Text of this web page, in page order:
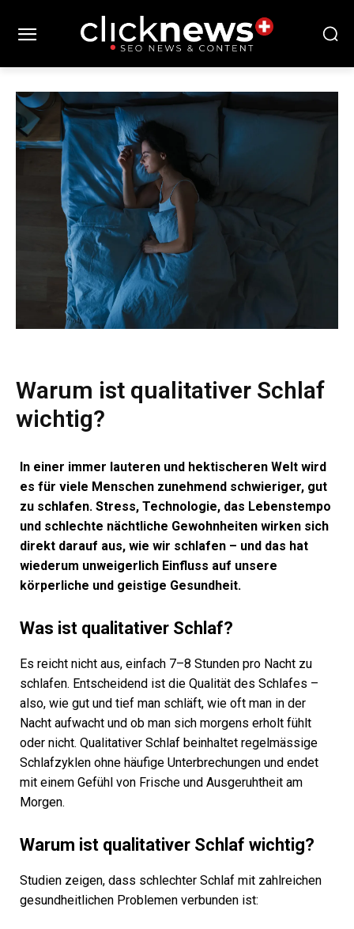
Warum ist qualitativer Schlaf
wichtig?
In einer immer lauteren und hektischeren Welt wird
es für viele Menschen zunehmend schwieriger, gut
zu schlafen. Stress, Technologie, das Lebenstempo
und schlechte nächtliche Gewohnheiten wirken sich
direkt darauf aus, wie wir schlafen – und das hat
wiederum unweigerlich Einfluss auf unsere
körperliche und geistige Gesundheit.
Was ist qualitativer Schlaf?
Es reicht nicht aus, einfach 7–8 Stunden pro Nacht zu
schlafen. Entscheidend ist die Qualität des Schlafes –
also, wie gut und tief man schläft, wie oft man in der
Nacht aufwacht und ob man sich morgens erholt fühlt
oder nicht. Qualitativer Schlaf beinhaltet regelmässige
Schlafzyklen ohne häufige Unterbrechungen und endet
mit einem Gefühl von Frische und Ausgeruhtheit am
Morgen.
Warum ist qualitativer Schlaf wichtig?
Studien zeigen, dass schlechter Schlaf mit zahlreichen
gesundheitlichen Problemen verbunden ist: